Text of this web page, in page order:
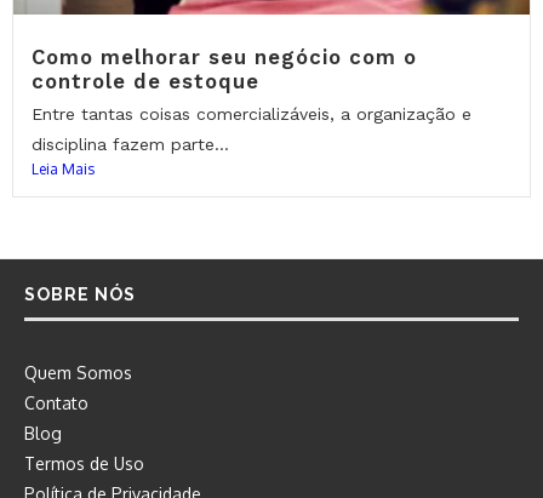
Como melhorar seu negócio com o
controle de estoque
Entre tantas coisas comercializáveis, a organização e
disciplina fazem parte...
Leia Mais
SOBRE NÓS
Quem Somos
Contato
Blog
Termos de Uso
Política de Privacidade